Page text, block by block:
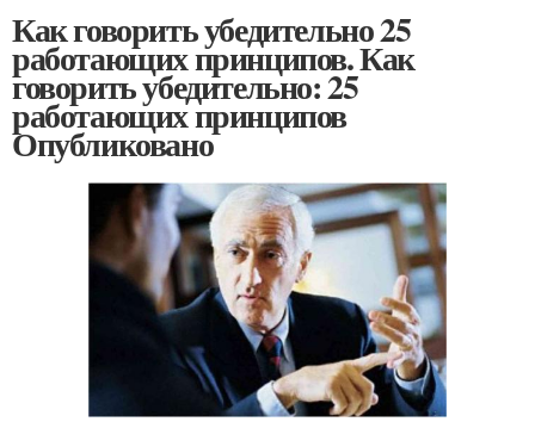
Как говорить убедительно 25
работающих принципов. Как
говорить убедительно: 25
работающих принципов
Опубликовано